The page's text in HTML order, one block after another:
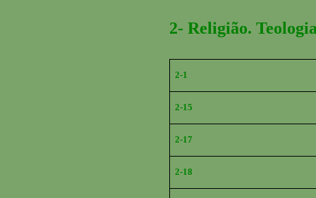
2- Religião.
2-1
2-15
2-17
2-18